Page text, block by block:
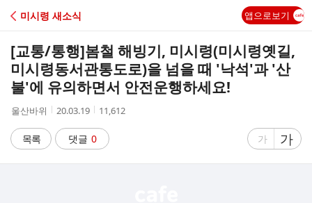
C
A
미시령 새소식 앱으로보기
[교통/통행]봄철 해빙기, 미시령(미시령옛길,
미시령동서관통도로)을 넘을 때 '낙석'과 '산
불'에 유의하면서 안전운행하세요!
작
자
울산바위
작
시
간
20.03.19
조
수
11,612
목록 댓글 0
글
가
글
자
가